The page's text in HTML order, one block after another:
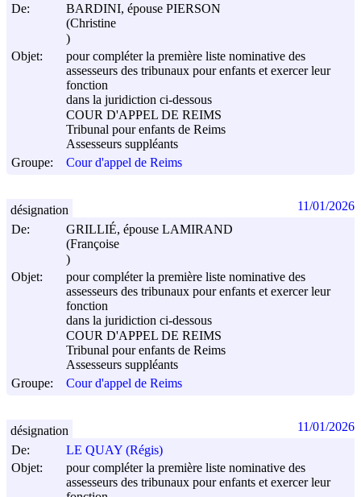
De:
BARDINI, épouse PIERSON
(Christine
)
Objet:
pour compléter la première liste nominative des
assesseurs des tribunaux pour enfants et exercer leur
fonction
dans la juridiction ci-dessous
COUR D'APPEL DE REIMS
Tribunal pour enfants de Reims
Assesseurs suppléants
Groupe:
Cour d'appel de Reims
De:
GRILLIÉ, épouse LAMIRAND
(Françoise
)
Objet:
pour compléter la première liste nominative des
assesseurs des tribunaux pour enfants et exercer leur
fonction
dans la juridiction ci-dessous
COUR D'APPEL DE REIMS
Tribunal pour enfants de Reims
Assesseurs suppléants
Groupe:
Cour d'appel de Reims
désignation 11/01/2026
De:
LE QUAY (Régis)
Objet:
pour compléter la première liste nominative des
assesseurs des tribunaux pour enfants et exercer leur
désignation 11/01/2026